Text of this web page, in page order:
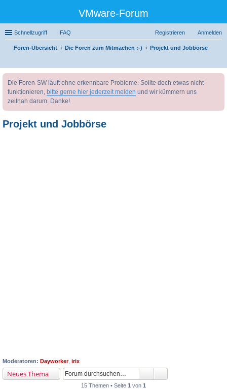
VMware-Forum
Schnellzugriff FAQ Anmelden
Registrieren
Foren-Übersicht Die Foren zum Mitmachen :-) Projekt und Jobbörse
uc
Die Foren-SW läuft ohne erkennbare Probleme. Sollte doch etwas nicht
funktionieren, bitte gerne hier jederzeit melden und wir kümmern uns
zeitnah darum. Danke!
Projekt und Jobbörse
Moderatoren: Dayworker, irix
Neues Thema
15 Themen • Seite 1 von 1